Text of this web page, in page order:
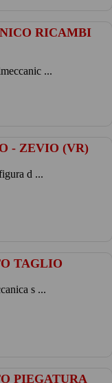
RICAMBI
...
- ZEVIO (VR)
d ...
TAGLIO
s ...
PIEGATURA